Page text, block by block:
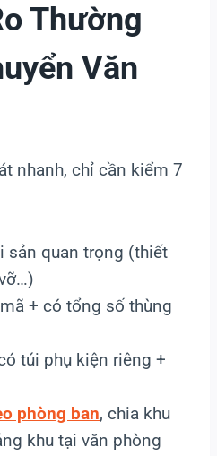
Thường
Văn
nhanh, chỉ cần kiểm 7
sản quan trọng (thiết
+ có tổng số thùng
túi phụ kiện riêng +
phòng ban, chia khu
khu tại văn phòng